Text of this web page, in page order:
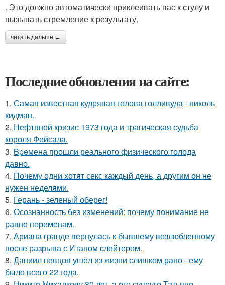
. Это должно автоматически приклеивать вас к стулу и
вызывать стремление к результату.
читать дальше →
Последние обновления на сайте:
1. Самая известная кудрявая голова голливуда - николь
кидман.
2. Нефтяной кризис 1973 года и трагическая судьба
короля Фейсала.
3. Bpeмена прошли реального физического голода
давно.
4. Почему одни хотят секс каждый день, а другим он не
нужен неделями.
5. Герань - зеленый оберег!
6. Осознанность без изменений: почему понимание не
равно переменам.
7. Ариана гранде вернулась к бывшему возлюбленному
после разрыва с Итаном слейтером.
8. Даниил певцов ушёл из жизни слишком рано - ему
было всего 22 года.